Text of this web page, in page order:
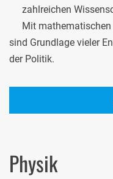
zahlreichen
Mit
sind Grundlage vieler
der Politik.
Physik